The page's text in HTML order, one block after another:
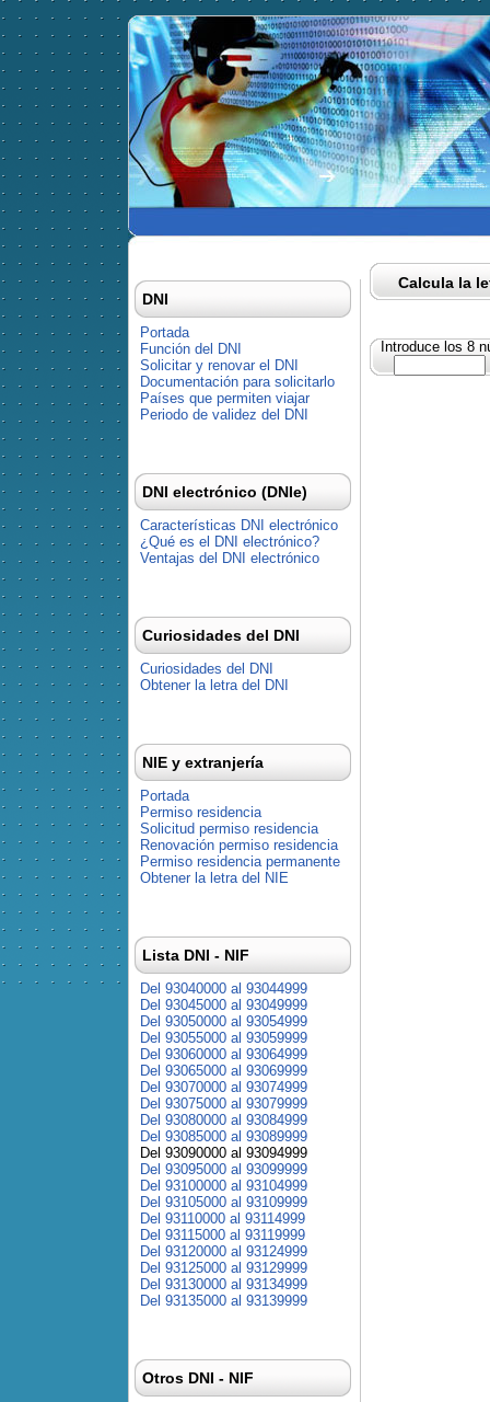
Calcula la
Introduce los 8
DNI
Portada
Función del DNI
Solicitar y renovar el DNI
Documentación para solicitarlo
Países que permiten viajar
Periodo de validez del DNI
DNI electrónico (DNIe)
Características DNI electrónico
¿Qué es el DNI electrónico?
Ventajas del DNI electrónico
Curiosidades del DNI
Curiosidades del DNI
Obtener la letra del DNI
NIE y extranjería
Portada
Permiso residencia
Solicitud permiso residencia
Renovación permiso residencia
Permiso residencia permanente
Obtener la letra del NIE
Lista DNI - NIF
Del 93040000 al 93044999
Del 93045000 al 93049999
Del 93050000 al 93054999
Del 93055000 al 93059999
Del 93060000 al 93064999
Del 93065000 al 93069999
Del 93070000 al 93074999
Del 93075000 al 93079999
Del 93080000 al 93084999
Del 93085000 al 93089999
Del 93090000 al 93094999
Del 93095000 al 93099999
Del 93100000 al 93104999
Del 93105000 al 93109999
Del 93110000 al 93114999
Del 93115000 al 93119999
Del 93120000 al 93124999
Del 93125000 al 93129999
Del 93130000 al 93134999
Del 93135000 al 93139999
Otros DNI - NIF